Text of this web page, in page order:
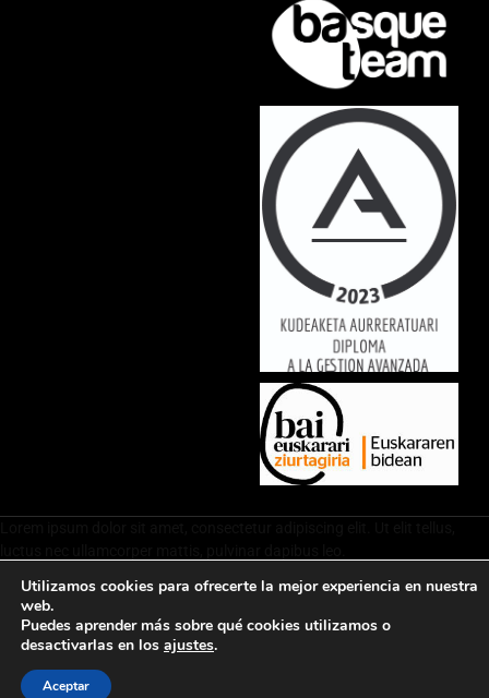
Política de privacidad Aviso legal
Utilizamos cookies para ofrecerte la mejor experiencia en nuestra
web.
Puedes aprender más sobre qué cookies utilizamos o
desactivarlas en los ajustes.
Aceptar